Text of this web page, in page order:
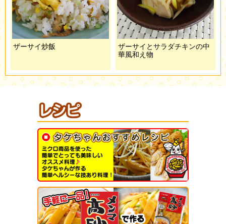
ザーサイ炒飯
ザーサイとサラダチキンの中
華風和え物